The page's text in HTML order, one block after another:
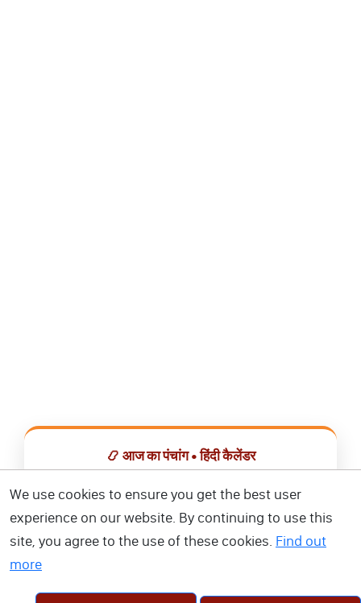
📿 आज का पंचांग • हिंदी कैलेंडर
📅 हिंदी कैलेंडर ऐप डाउनलोड करें
We use cookies to ensure you get the best user
experience on our website. By continuing to use this
site, you agree to the use of these cookies. Find out
more